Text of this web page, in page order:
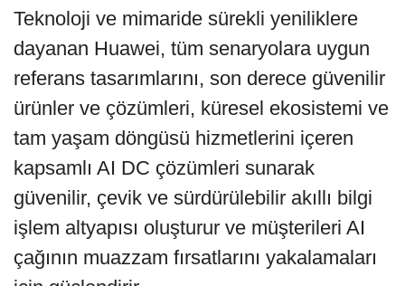
Teknoloji ve mimaride sürekli yeniliklere
dayanan Huawei, tüm senaryolara uygun
referans tasarımlarını, son derece güvenilir
ürünler ve çözümleri, küresel ekosistemi ve
tam yaşam döngüsü hizmetlerini içeren
kapsamlı AI DC çözümleri sunarak
güvenilir, çevik ve sürdürülebilir akıllı bilgi
işlem altyapısı oluşturur ve müşterileri AI
çağının muazzam fırsatlarını yakalamaları